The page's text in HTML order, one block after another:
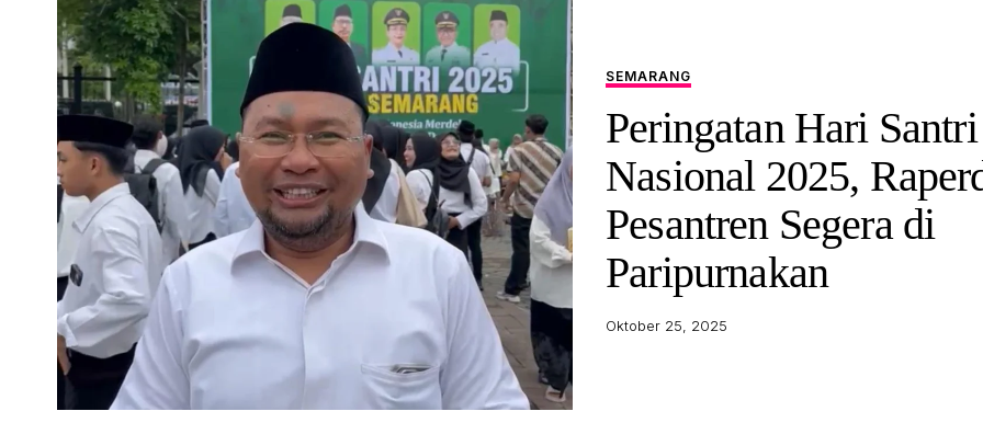
SEMARANG
Peringatan Hari Santri
Nasional 2025,
Pesantren Segera di
Paripurnakan
Oktober 25, 2025